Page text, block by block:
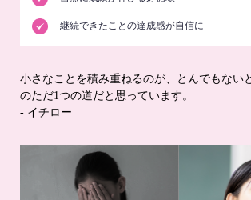
継続できたことの達成感が自信に
小さなことを積み重ねるのが、とんでもない
のただ1つの道だと思っています。
- イチロー